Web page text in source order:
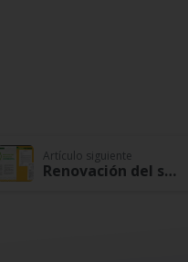
Artículo siguiente
Renovación del sello 100% cooperativa: confianza para nuestros asociados